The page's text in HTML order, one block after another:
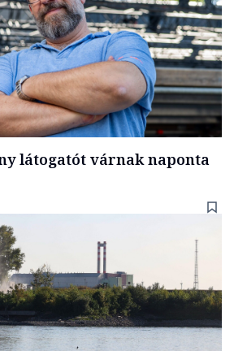
látogatót várnak naponta